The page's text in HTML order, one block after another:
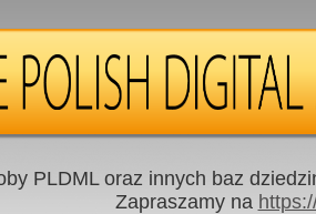
PLDML oraz innych baz
Zapraszamy na